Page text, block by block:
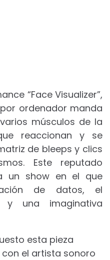
“Face Visualizer”,
ordenador manda
músculos de la
reaccionan y se
de bleeps y clics
Este reputado
un show en el que
de datos, el
y una imaginativa
esta pieza
el artista sonoro